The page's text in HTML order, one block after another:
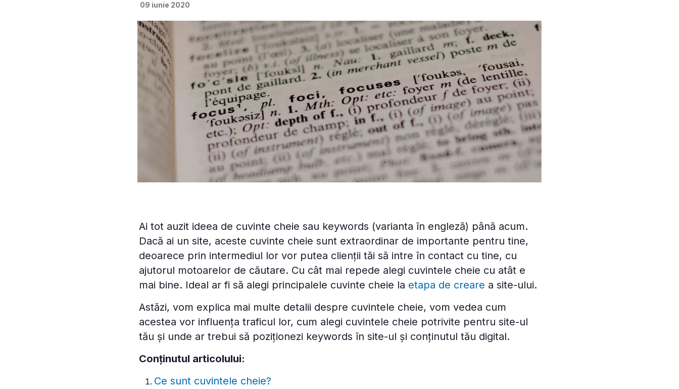
09 iunie 2020
Ai tot auzit ideea de cuvinte cheie sau keywords (varianta în engleză) până acum.
Dacă ai un site, aceste cuvinte cheie sunt extraordinar de importante pentru tine,
deoarece prin intermediul lor vor putea clienții tăi să intre în contact cu tine, cu
ajutorul motoarelor de căutare. Cu cât mai repede alegi cuvintele cheie cu atât e
mai bine. Ideal ar fi să alegi principalele cuvinte cheie la etapa de creare a site-ului.
Astăzi, vom explica mai multe detalii despre cuvintele cheie, vom vedea cum
acestea vor influența traficul lor, cum alegi cuvintele cheie potrivite pentru site-ul
tău și unde ar trebui să poziționezi keywords în site-ul și conținutul tău digital.
Conținutul articolului:
Ce sunt cuvintele cheie?